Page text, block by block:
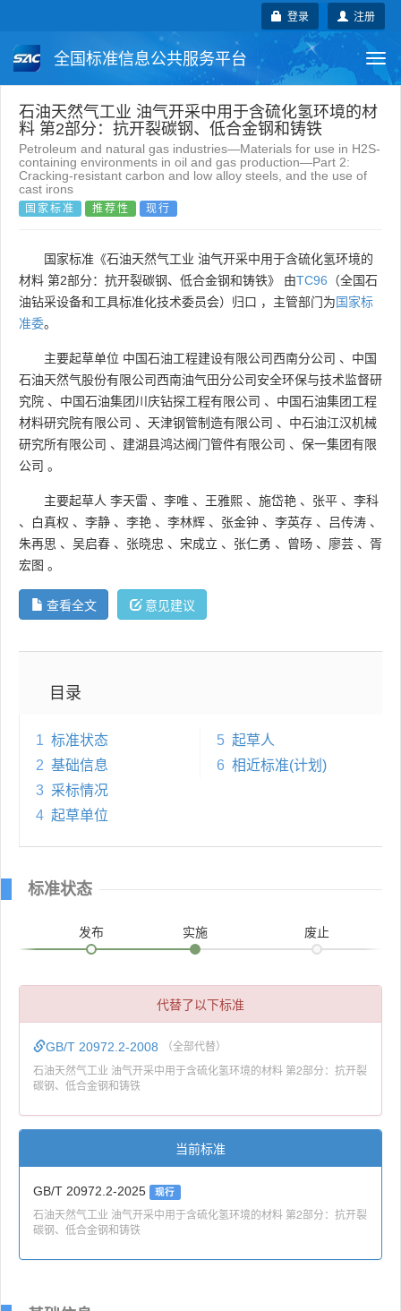
注册
登录
全国标准信息公共服务平台
国家标准 行业标准 地方标准
团体标准 企业标准 国际标准
国外标准 技术委员会
石油天然气工业 油气开采中用于含硫化氢环境的材
料 第2部分：抗开裂碳钢、低合金钢和铸铁
Petroleum and natural gas industries—Materials for use in H2S-
containing environments in oil and gas production—Part 2:
Cracking-resistant carbon and low alloy steels, and the use of
cast irons
国家标准 推荐性 现行
国家标准《石油天然气工业 油气开采中用于含硫化氢环境的
材料 第2部分：抗开裂碳钢、低合金钢和铸铁》 由TC96 （全国石
油钻采设备和工具标准化技术委员会）归口 ，主管部门为国家标
准委。
主要起草单位 中国石油工程建设有限公司西南分公司 、 中国
石油天然气股份有限公司西南油气田分公司安全环保与技术监督研
究院 、 中国石油集团川庆钻探工程有限公司 、 中国石油集团工程
材料研究院有限公司 、 天津钢管制造有限公司 、 中石油江汉机械
研究所有限公司 、 建湖县鸿达阀门管件有限公司 、 保一集团有限
公司 。
主要起草人 李天雷 、 李唯 、 王雅熙 、 施岱艳 、 张平 、 李科
、
白真权 、 李静 、 李艳 、 李林辉 、 张金钟 、 李英存 、 吕传涛 、
朱再思 、 吴启春 、 张晓忠 、 宋成立 、 张仁勇 、 曾旸 、 廖芸 、 胥
宏图 。
查看全文 意见建议
目录
1 标准状态
2 基础信息
3 采标情况
4 起草单位
5 起草人
6 相近标准(计划)
标准状态
发布 实施 废止
代替了以下标准
GB/T 20972.2-2008 （全部代替）
石油天然气工业 油气开采中用于含硫化氢环境的材料 第2部分：抗开裂
碳钢、低合金钢和铸铁
当前标准
GB/T 20972.2-2025 现行
石油天然气工业 油气开采中用于含硫化氢环境的材料 第2部分：抗开裂
碳钢、低合金钢和铸铁